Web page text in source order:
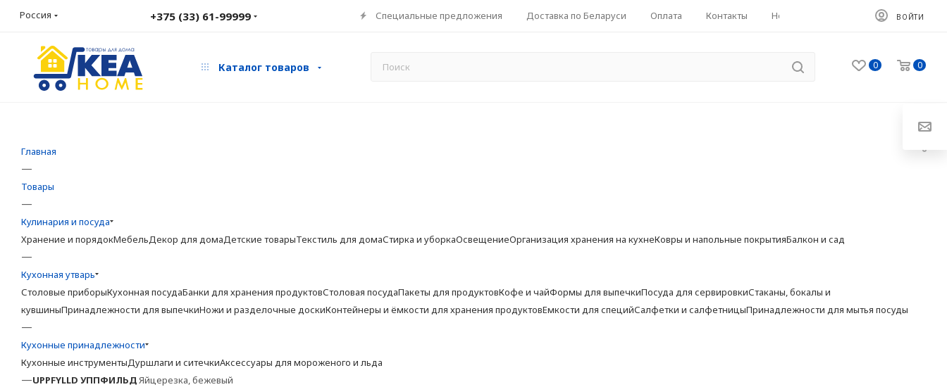
Россия +375 (33) 61-99999 Специальные предложения Доставка по Беларуси Оплата Контакты HoReCa ВОЙТИ
Каталог товаров 0 0
Главная
—
Товары
—
Кулинария и посуда
Хранение и порядокМебельДекор для домаДетские товарыТекстиль для домаСтирка и уборкаОсвещениеОрганизация хранения на кухнеКовры и напольные покрытияБалкон и сад
—
Кухонная утварь
Столовые приборыКухонная посудаБанки для хранения продуктовСтоловая посудаПакеты для продуктовКофе и чайФормы для выпечкиПосуда для сервировкиСтаканы, бокалы и
кувшиныПринадлежности для выпечкиНожи и разделочные доскиКонтейнеры и ёмкости для хранения продуктовЕмкости для специйСалфетки и салфетницыПринадлежности для мытья посуды
—
Кухонные принадлежности
Кухонные инструментыДуршлаги и ситечкиАксессуары для мороженого и льда
—UPPFYLLD УППФИЛЬДЯйцерезка, бежевый